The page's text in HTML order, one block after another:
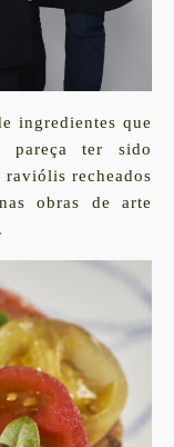
ingredientes que
pareça ter sido
recheados
obras de arte